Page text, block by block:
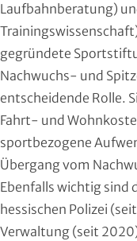
Laufbahnberatung)
gegründete
Nachwuchs- und
entscheidende Rolle.
Fahrt- und
sportbezogene
Übergang vom
Ebenfalls wichtig sind
hessischen Polizei
Verwaltung (seit
Squash
Taekwondo
Tanzen
Tauchen
Tennis